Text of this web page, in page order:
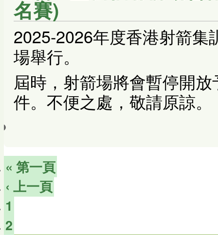
名賽)
2025-2026年度香港射箭
場舉行。
屆時，射箭場將會暫停開
件。不便之處，敬請原諒。
« 第一頁
‹ 上一頁
1
2